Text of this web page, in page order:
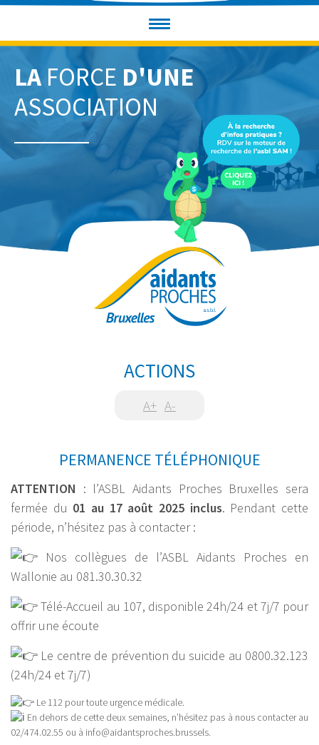
LA FORCE D'UNE
ASSOCIATION
ACTIONS
A+ A-
PERMANENCE TÉLÉPHONIQUE
ATTENTION : l’ASBL Aidants Proches Bruxelles sera
fermée du 01 au 17 août 2025 inclus. Pendant cette
période, n’hésitez pas à contacter :
Nos collègues de l’ASBL Aidants Proches en
Wallonie au 081.30.30.32
Télé-Accueil au 107, disponible 24h/24 et 7j/7 pour
offrir une écoute
Le centre de prévention du suicide au 0800.32.123
(24h/24 et 7j/7)
Le 112 pour toute urgence médicale.
En dehors de cette deux semaines, n’hésitez pas à nous contacter au
02/474.02.55 ou à info@aidantsproches.brussels.